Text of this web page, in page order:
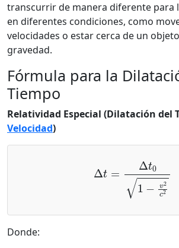
transcurrir de manera diferente para
en diferentes condiciones, como
velocidades o estar cerca de un
gravedad.
Fórmula para la
Tiempo
Relatividad Especial (Dilatación del
Velocidad)
−v2
Donde: